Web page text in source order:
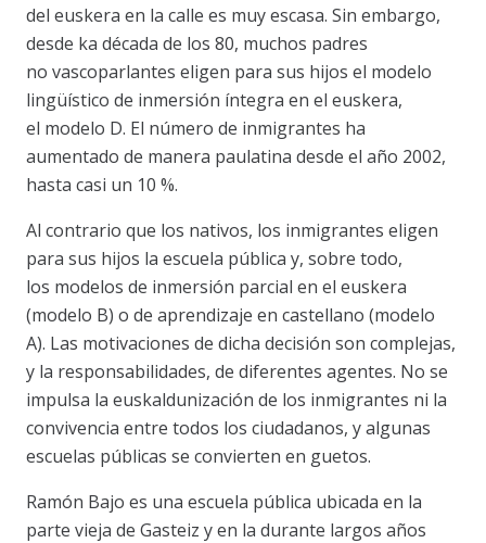
del euskera en la calle es muy escasa. Sin embargo,
desde ka década de los 80, muchos padres
no vascoparlantes eligen para sus hijos el modelo
lingüístico de inmersión íntegra en el euskera,
el modelo D. El número de inmigrantes ha
aumentado de manera paulatina desde el año 2002,
hasta casi un 10 %.
Al contrario que los nativos, los inmigrantes eligen
para sus hijos la escuela pública y, sobre todo,
los modelos de inmersión parcial en el euskera
(modelo B) o de aprendizaje en castellano (modelo
A). Las motivaciones de dicha decisión son complejas,
y la responsabilidades, de diferentes agentes. No se
impulsa la euskaldunización de los inmigrantes ni la
convivencia entre todos los ciudadanos, y algunas
escuelas públicas se convierten en guetos.
Ramón Bajo es una escuela pública ubicada en la
parte vieja de Gasteiz y en la durante largos años